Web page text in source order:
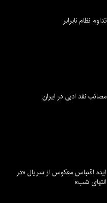
تداوم نظام نابرابر
مصائب نقد ادبی در ایران
ایده اقتباس معکوس از سریال «در
انتهای شب»